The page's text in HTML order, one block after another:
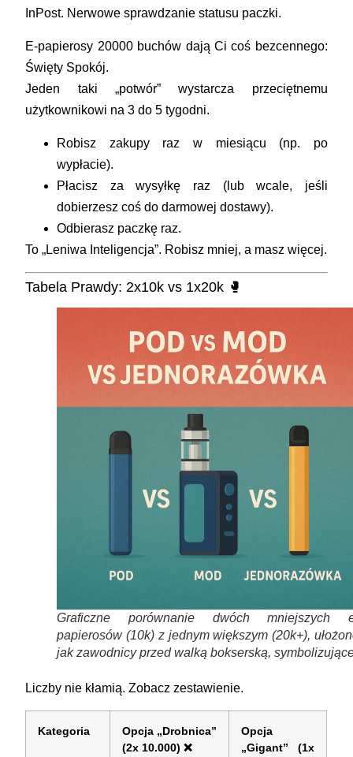
InPost. Nerwowe sprawdzanie statusu paczki.
E-papierosy 20000 buchów dają Ci coś bezcennego:
Święty Spokój.
Jeden taki „potwór” wystarcza przeciętnemu
użytkownikowi na3 do 5 tygodni.
Robisz zakupy raz w miesiącu (np. po
wypłacie).
Płacisz za wysyłkę raz (lub wcale, jeśli
dobierzesz coś do darmowej dostawy).
Odbierasz paczkę raz.
To „Leniwa Inteligencja”. Robisz mniej, a masz więcej.
Tabela Prawdy: 2x10k vs 1x20k 🥊
Graficzne porównanie dwóch mniejszych
papierosów (10k) z jednym większym (20k+),
jak zawodnicy przed walką bokserską,
Liczby nie kłamią. Zobacz zestawienie.
Kategoria
Opcja „Drobnica”
(2x 10.000) ❌
Opcja
„Gigant” (1x